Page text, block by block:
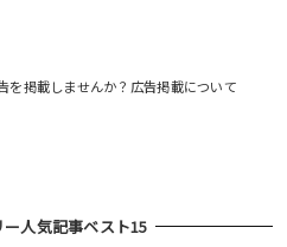
を掲載しませんか？広告掲載について
人気記事ベスト15